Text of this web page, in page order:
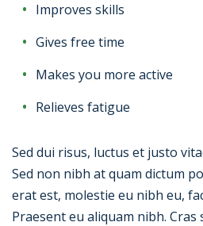
Improves skills
Gives free time
Makes you more active
Relieves fatigue
Sed dui risus, luctus et justo
Sed non nibh at quam dictum
erat est, molestie eu nibh eu,
Praesent eu aliquam nibh.